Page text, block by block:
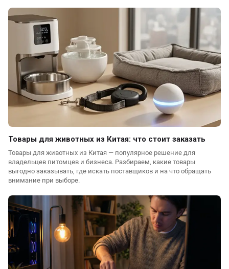
Товары для животных из Китая: что стоит заказать
Товары для животных из Китая — популярное решение для
владельцев питомцев и бизнеса. Разбираем, какие товары
выгодно заказывать, где искать поставщиков и на что обращать
внимание при выборе.